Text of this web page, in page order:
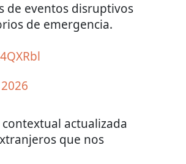
de eventos disruptivos
de emergencia.
actualizada
que nos